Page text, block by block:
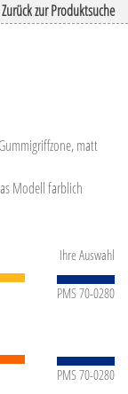
Zurück zur Produktsuche
matt
Modell farblich
Ihre Auswahl
PMS 70-0280
PMS 70-0280